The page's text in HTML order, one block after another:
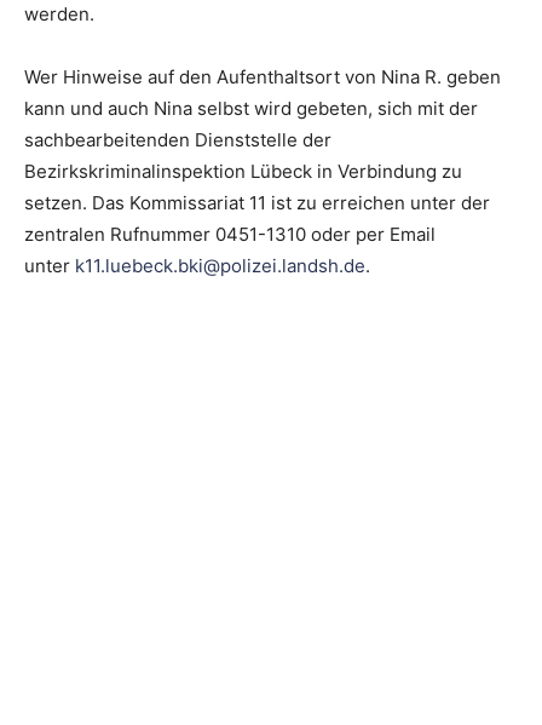
werden.
Wer Hinweise auf den Aufenthaltsort von Nina R. geben
kann und auch Nina selbst wird gebeten, sich mit der
sachbearbeitenden Dienststelle der
Bezirkskriminalinspektion Lübeck in Verbindung zu
setzen. Das Kommissariat 11 ist zu erreichen unter der
zentralen Rufnummer 0451-1310 oder per Email
unter k11.luebeck.bki@polizei.landsh.de.